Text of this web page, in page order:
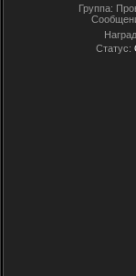
Группа:
Статус: